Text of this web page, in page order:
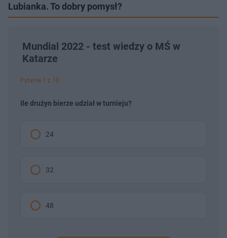
Lubianka. To dobry pomysł?
Mundial 2022 - test wiedzy o MŚ w
Katarze
Pytanie 1 z 10
Ile drużyn bierze udział w turnieju?
24
32
48